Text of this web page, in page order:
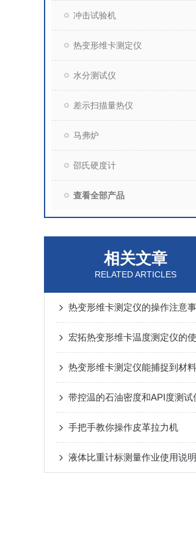
冲击试验机
热变形维卡测定仪
水分测试仪
差示扫描量热仪
马弗炉
邵氏硬度计
查看全部产品
相关文章
RELATED ARTICLES
手把手教你操作皮革拉力机
液体比重计标测量作业使用说明